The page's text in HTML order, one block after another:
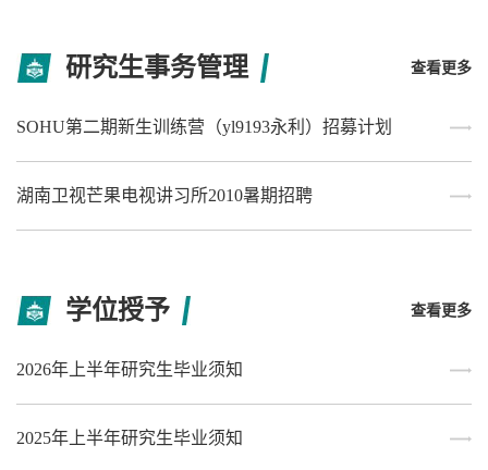
研究生事务管理 查看更多
SOHU第二期新生训练营（yl9193永利）招募计划
湖南卫视芒果电视讲习所2010暑期招聘
学位授予 查看更多
2026年上半年研究生毕业须知
2025年上半年研究生毕业须知